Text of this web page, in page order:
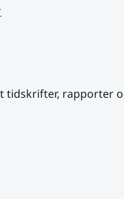
tidskrifter, rapporter